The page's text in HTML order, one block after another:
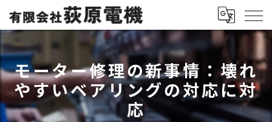
モーター修理の新事情：壊れ
やすいベアリングの対応に対
応